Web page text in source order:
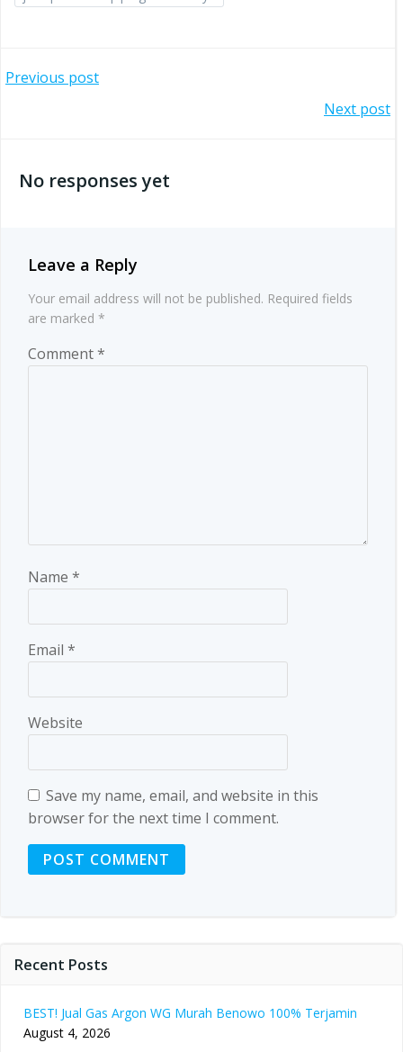
Post
Previous post
navigation
Next post
No responses yet
Leave a Reply
Your email address will not be published. Required fields
are marked *
Comment*
Name *
Email *
Website
Save my name, email, and website in this
browser for the next time I comment.
Recent Posts
BEST! Jual Gas Argon WG Murah Benowo 100% Terjamin
August 4, 2026